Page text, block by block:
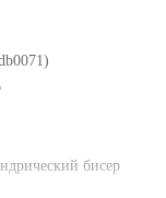
бисер